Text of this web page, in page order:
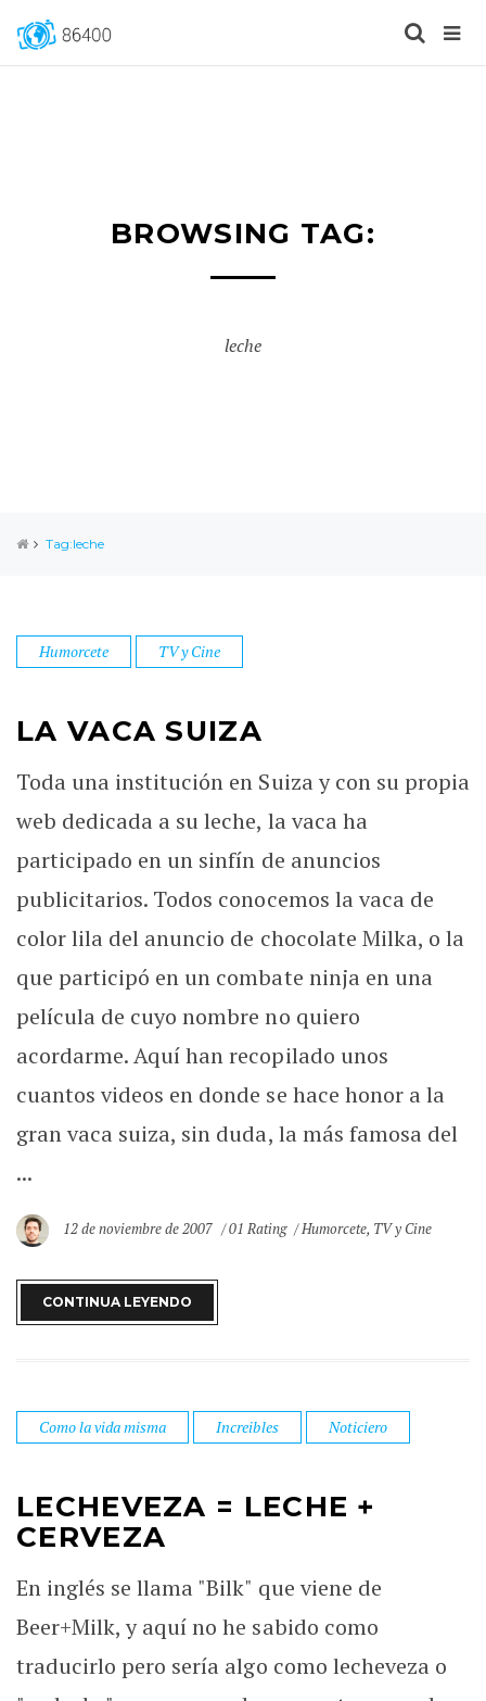
BROWSING TAG:
leche
Tag:leche
Humorcete TV y Cine
LA VACA SUIZA
Toda una institución en Suiza y con su propia
web dedicada a su leche, la vaca ha
participado en un sinfín de anuncios
publicitarios. Todos conocemos la vaca de
color lila del anuncio de chocolate Milka, o la
que participó en un combate ninja en una
película de cuyo nombre no quiero
acordarme. Aquí han recopilado unos
cuantos videos en donde se hace honor a la
gran vaca suiza, sin duda, la más famosa del
...
12 de noviembre de 2007 01 Rating Humorcete, TV y Cine
CONTINUA LEYENDO
Como la vida misma Increibles Noticiero
LECHEVEZA = LECHE +
CERVEZA
En inglés se llama "Bilk" que viene de
Beer+Milk, y aquí no he sabido como
traducirlo pero sería algo como lecheveza o